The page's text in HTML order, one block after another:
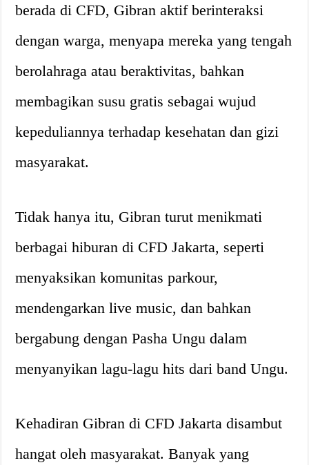
berada di CFD, Gibran aktif berinteraksi
dengan warga, menyapa mereka yang tengah
berolahraga atau beraktivitas, bahkan
membagikan susu gratis sebagai wujud
kepeduliannya terhadap kesehatan dan gizi
masyarakat.
Tidak hanya itu, Gibran turut menikmati
berbagai hiburan di CFD Jakarta, seperti
menyaksikan komunitas parkour,
mendengarkan live music, dan bahkan
bergabung dengan Pasha Ungu dalam
menyanyikan lagu-lagu hits dari band Ungu.
Kehadiran Gibran di CFD Jakarta disambut
hangat oleh masyarakat. Banyak yang